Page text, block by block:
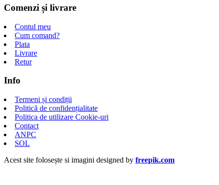
Comenzi și livrare
Contul meu
Cum comand?
Plata
Livrare
Retur
Info
Termeni și condiții
Politică de confidențialitate
Politica de utilizare Cookie-uri
Contact
ANPC
SOL
Acest site folosește si imagini designed by freepik.com